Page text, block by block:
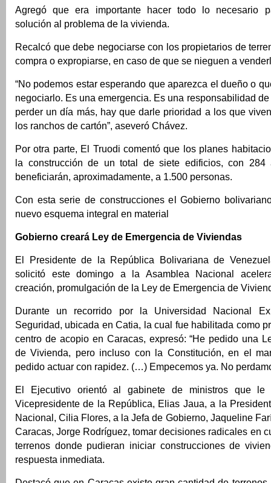
Agregó que era importante hacer todo lo necesario
solución al problema de la vivienda.
Recalcó que debe negociarse con los propietarios de
compra o expropiarse, en caso de que se nieguen a
“No podemos estar esperando que aparezca el dueño o
negociarlo. Es una emergencia. Es una responsabilidad
perder un día más, hay que darle prioridad a los que
los ranchos de cartón”, aseveró Chávez.
Por otra parte, El Truodi comentó que los planes
la construcción de un total de siete edificios, con 284
beneficiarán, aproximadamente, a 1.500 personas.
Con esta serie de construcciones el Gobierno
nuevo esquema integral en material
Gobierno creará Ley de Emergencia de Viviendas
El Presidente de la República Bolivariana de
solicitó este domingo a la Asamblea Nacional
creación, promulgación de la Ley de Emergencia de
Durante un recorrido por la Universidad Nacional
Seguridad, ubicada en Catia, la cual fue habilitada como
centro de acopio en Caracas, expresó: “He pedido una
de Vivienda, pero incluso con la Constitución, en el
pedido actuar con rapidez. (…) Empecemos ya. No
El Ejecutivo orientó al gabinete de ministros que le
Vicepresidente de la República, Elias Jaua, a la
Nacional, Cilia Flores, a la Jefa de Gobierno, Jaqueline
Caracas, Jorge Rodríguez, tomar decisiones radicales en
terrenos donde pudieran iniciar construcciones de
respuesta inmediata.